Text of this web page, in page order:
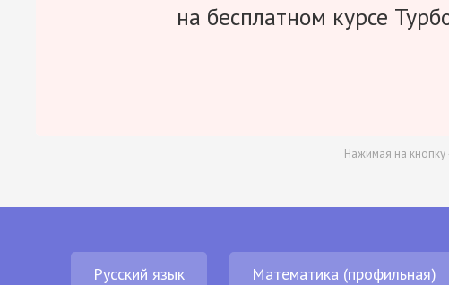
на бесплатном курсе
Нажимая на кнопку
Русский язык Математика (профильная)